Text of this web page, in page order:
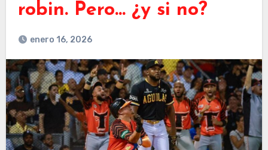
robin. Pero… ¿y si no?
enero 16, 2026